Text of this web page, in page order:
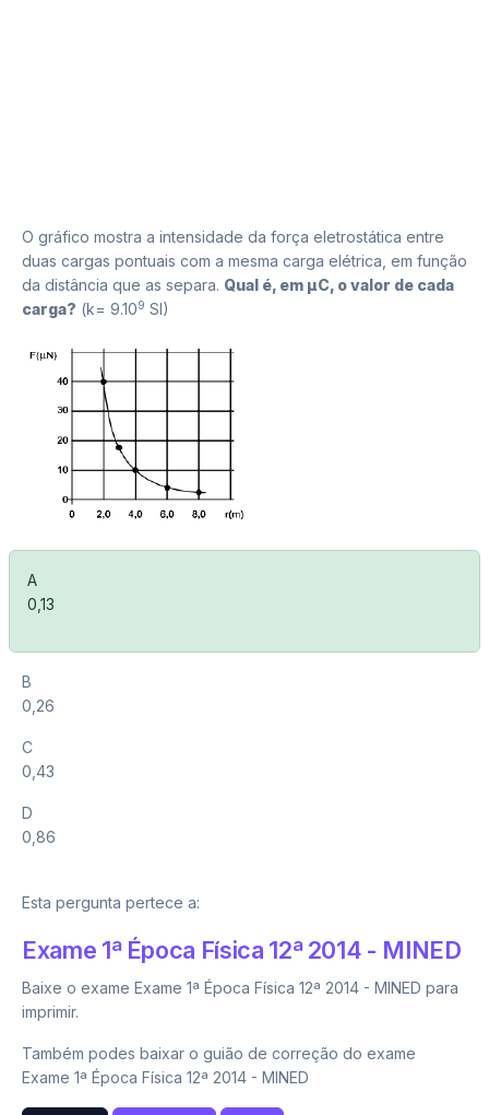
O gráfico mostra a intensidade da força eletrostática entre
duas cargas pontuais com a mesma carga elétrica, em função
da distância que as separa. Qual é, em μC, o valor de cada
carga? (k= 9.109 SI)
A
0,13
B
0,26
C
0,43
D
0,86
Esta pergunta pertece a:
Exame 1ª Época Física 12ª 2014 - MINED
Baixe o exame Exame 1ª Época Física 12ª 2014 - MINED para
imprimir.
Também podes baixar o guião de correção do exame
Exame 1ª Época Física 12ª 2014 - MINED